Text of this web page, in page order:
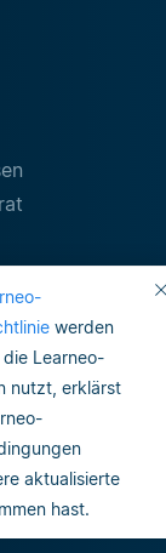
werden
Learneo-
nutzt, erklärst
aktualisierte
hast.